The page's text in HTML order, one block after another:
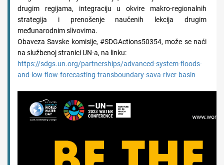
drugim regijama, integraciju u okvire makro-regionalnih
strategija i prenošenje naučenih lekcija drugim
međunarodnim slivovima.
Obaveza Savske komisije, #SDGActions50354, može se naći
na službenoj stranici UN-a, na linku:
https://sdgs.un.org/partnerships/advanced-system-floods-
and-low-flow-forecasting-transboundary-sava-river-basin